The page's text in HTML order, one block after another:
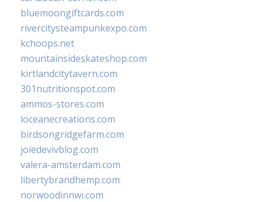
bluemoongiftcards.com
rivercitysteampunkexpo.com
kchoops.net
mountainsideskateshop.com
kirtlandcitytavern.com
301nutritionspot.com
ammos-stores.com
loceanecreations.com
birdsongridgefarm.com
joiedevivblog.com
valera-amsterdam.com
libertybrandhemp.com
norwoodinnwi.com